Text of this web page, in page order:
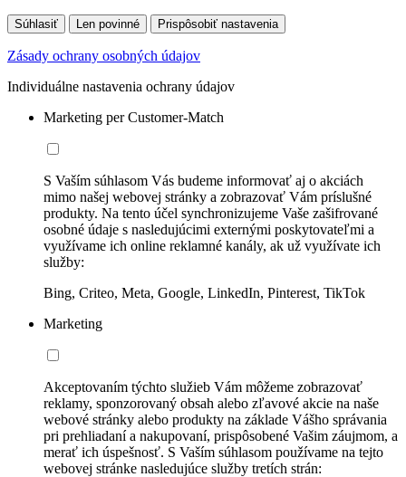
Súhlasiť Len povinné Prispôsobiť nastavenia
Zásady ochrany osobných údajov
Individuálne nastavenia ochrany údajov
Marketing per Customer-Match
S Vaším súhlasom Vás budeme informovať aj o akciách
mimo našej webovej stránky a zobrazovať Vám príslušné
produkty. Na tento účel synchronizujeme Vaše zašifrované
osobné údaje s nasledujúcimi externými poskytovateľmi a
využívame ich online reklamné kanály, ak už využívate ich
služby:
Bing, Criteo, Meta, Google, LinkedIn, Pinterest, TikTok
Marketing
Akceptovaním týchto služieb Vám môžeme zobrazovať
reklamy, sponzorovaný obsah alebo zľavové akcie na naše
webové stránky alebo produkty na základe Vášho správania
pri prehliadaní a nakupovaní, prispôsobené Vašim záujmom, a
merať ich úspešnosť. S Vaším súhlasom používame na tejto
webovej stránke nasledujúce služby tretích strán: